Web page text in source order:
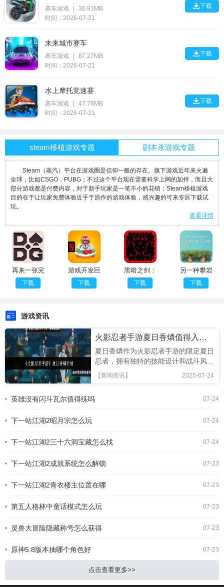
赛车游戏 |
30.91MB
时间：2026-07-21
下载
未来城市赛车
赛车游戏 |
87.27MB
时间：2026-07-21
下载
水上摩托竞速赛
赛车游戏 |
47.78MB
时间：2026-07-21
下载
steam移植游戏专题 剧本杀游戏专题
Steam（蒸汽）平台在游戏圈是信仰一般的存在。旗下游戏近年来火遍
全球，比如CSGO，PUBG；不过这个平台现在需要科学上网的加持，而且大
部分游戏都是付费内容，对于新手玩家是一笔不小的花销；Steam移植游戏
目的在于让玩家免费体验近乎于原作的游戏体验，感兴趣的可来专区下载试
玩。
查看详情
再来一张完
整版
下载
游戏开发巨
头单机版
下载
黑暗之剑：
艾恩之光先
行服
下载
另一种攀岩
测试版
下载
游戏资讯
火影忍者手游夏日香燐值得入手吗
夏日香燐作为火影忍者手游的限定夏日
忍者，拥有独特的技能设计和战斗风
格，本文将从技能解析、连招技巧及竞
技场表现全面评估，助你判断是否值得
基础攻击方面，夏日香燐的普攻为五段
主，具备良好的起手能力，第三段下劈
段持续输出中，锁链从地面穿出进行终
中效果。需要注意的是，最后一段
2025-07-24
【新闻资讯】
07-24
英雄没有闪斗瓦尔值得练吗
07-24
下一站江湖2昭月宗怎么玩
07-24
下一站江湖2三十六洞宝藏怎么找
07-23
下一站江湖2成就系统怎么解锁
07-23
下一站江湖2青衣楼主位置在哪
07-23
第五人格林中童话模式怎么玩
07-23
灵兽大冒险隐藏称号怎么获得
07-23
原神5.8版本抽哪个角色好
点击查看更多>>